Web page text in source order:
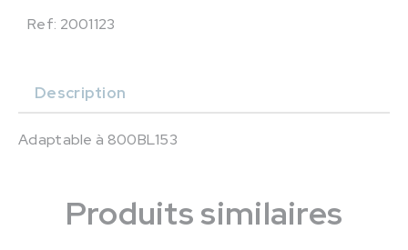
Ref: 2001123
Description
Adaptable à 800BL153
Produits similaires